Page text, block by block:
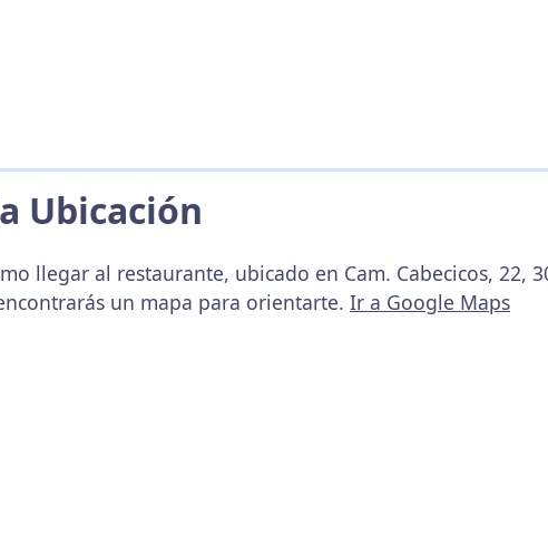
Ubicación
llegar al restaurante, ubicado en Cam. Cabecicos, 22,
un mapa para orientarte. Ir a Google Maps